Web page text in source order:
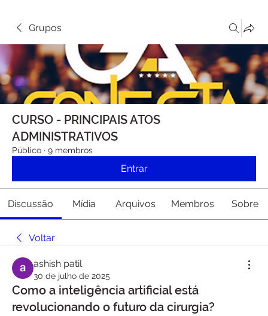
Grupos
CURSO - PRINCIPAIS ATOS
ADMINISTRATIVOS
Público · 9 membros
Entrar
Discussão Mídia Arquivos Membros Sobre
Voltar
ashish patil
30 de julho de 2025
Como a inteligência artificial está
revolucionando o futuro da cirurgia?